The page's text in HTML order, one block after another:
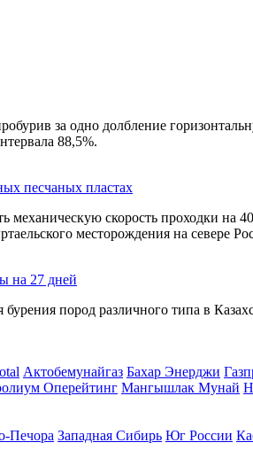
за одно долбление
88,5%.
песчаных пластах
скорость проходки на
месторождения на севере
на 27 дней
пород различного типа в
Актобемунайгаз Бахар Энерджи
Оперейтинг Мангышлак Мунай
Печора Западная Сибирь Юг России